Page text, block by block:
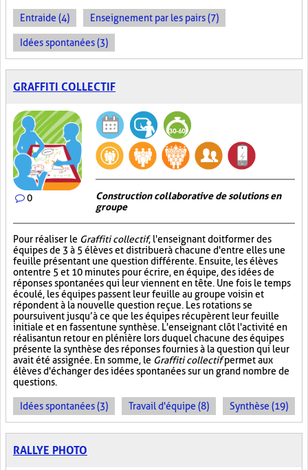
Entraide (4) Enseignement par les pairs (7)
Idées spontanées (3)
GRAFFITI COLLECTIF
0
Construction collaborative de solutions en
groupe
Pour réaliser le Graffiti collectif, l'enseignant doit former des
équipes de 3 à 5 élèves et distribuer à chacune d'entre elles une
feuille présentant une question différente. Ensuite, les élèves
ont entre 5 et 10 minutes pour écrire, en équipe, des idées de
réponses spontanées qui leur viennent en tête. Une fois le temps
écoulé, les équipes passent leur feuille au groupe voisin et
répondent à la nouvelle question reçue. Les rotations se
poursuivent jusqu’à ce que les équipes récupèrent leur feuille
initiale et en fassent une synthèse. L'enseignant clôt l'activité en
réalisant un retour en plénière lors duquel chacune des équipes
présente la synthèse des réponses fournies à la question qui leur
avait été assignée. En somme, le Graffiti collectifpermet aux
élèves d'échanger des idées spontanées sur un grand nombre de
questions.
Idées spontanées (3) Travail d'équipe (8) Synthèse (19)
RALLYE PHOTO